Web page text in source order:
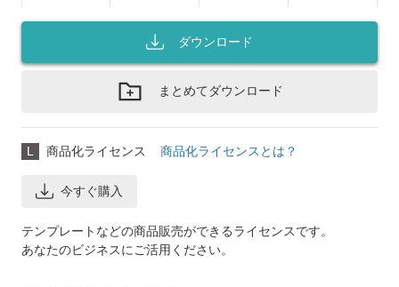
ダウンロード
まとめてダウンロード
L 商品化ライセンス 商品化ライセンスとは？
今すぐ購入
テンプレートなどの商品販売ができるライセンスです。
あなたのビジネスにご活用ください。